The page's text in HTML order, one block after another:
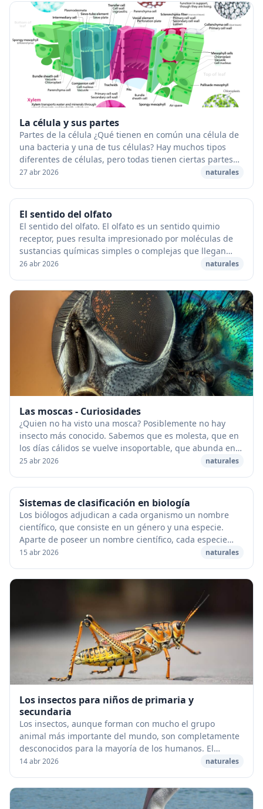
La célula y sus partes
Partes de la célula ¿Qué tienen en común una célula de
una bacteria y una de tus células? Hay muchos tipos
diferentes de células, pero todas tienen ciertas partes
en común. Como muestra esta imagen de...
27 abr 2026 naturales
El sentido del olfato
El sentido del olfato. El olfato es un sentido quimio
receptor, pues resulta impresionado por moléculas de
sustancias químicas simples o complejas que llegan
hasta su superficie receptora, a diferenci...
26 abr 2026 naturales
Las moscas - Curiosidades
¿Quien no ha visto una mosca? Posiblemente no hay
insecto más conocido. Sabemos que es molesta, que en
los días cálidos se vuelve insoportable, que abunda en
todos los rincones de la casa, sobre todo ...
25 abr 2026 naturales
Sistemas de clasificación en biología
Los biólogos adjudican a cada organismo un nombre
científico, que consiste en un género y una especie.
Aparte de poseer un nombre científico, cada especie
debe también estar situada en los grupos supe...
15 abr 2026 naturales
Los insectos para niños de primaria y
secundaria
Los insectos, aunque forman con mucho el grupo
animal más importante del mundo, son completamente
desconocidos para la mayoría de los humanos. El
conocimiento que de ellos tenemos se limitan
14 abr 2026 naturales